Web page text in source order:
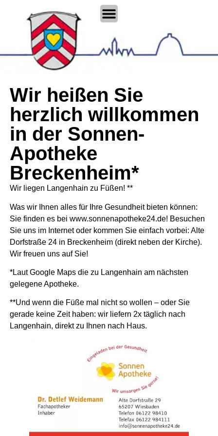
Wir heißen Sie
herzlich willkommen
in der Sonnen-
Apotheke
Breckenheim*
Wir liegen Langenhain zu Füßen! **
Was wir Ihnen alles für Ihre Gesundheit bieten können:
Sie finden es bei www.sonnenapotheke24.de! Besuchen
Sie uns im Internet oder kommen Sie einfach vorbei: Alte
Dorfstraße 24 in Breckenheim (direkt neben der Kirche).
Wir freuen uns auf Sie!
*Laut Google Maps die zu Langenhain am nächsten
gelegene Apotheke.
**Und wenn die Füße mal nicht so wollen – oder Sie
gerade keine Zeit haben: wir liefern 2x täglich nach
Langenhain, direkt zu Ihnen nach Haus.